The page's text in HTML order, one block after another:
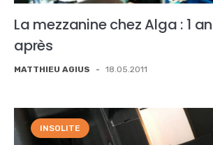
La mezzanine chez Alga : 1
après
MATTHIEU AGIUS - 18.05.2011
INSOLITE